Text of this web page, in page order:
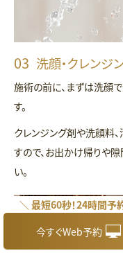
洗顔・クレンジ
施術の前に、まずは洗顔
す。
クレンジング剤や洗顔料
すので、お出かけ帰りや
い。
＼ 最短60秒！24時間予
今すぐWeb予約